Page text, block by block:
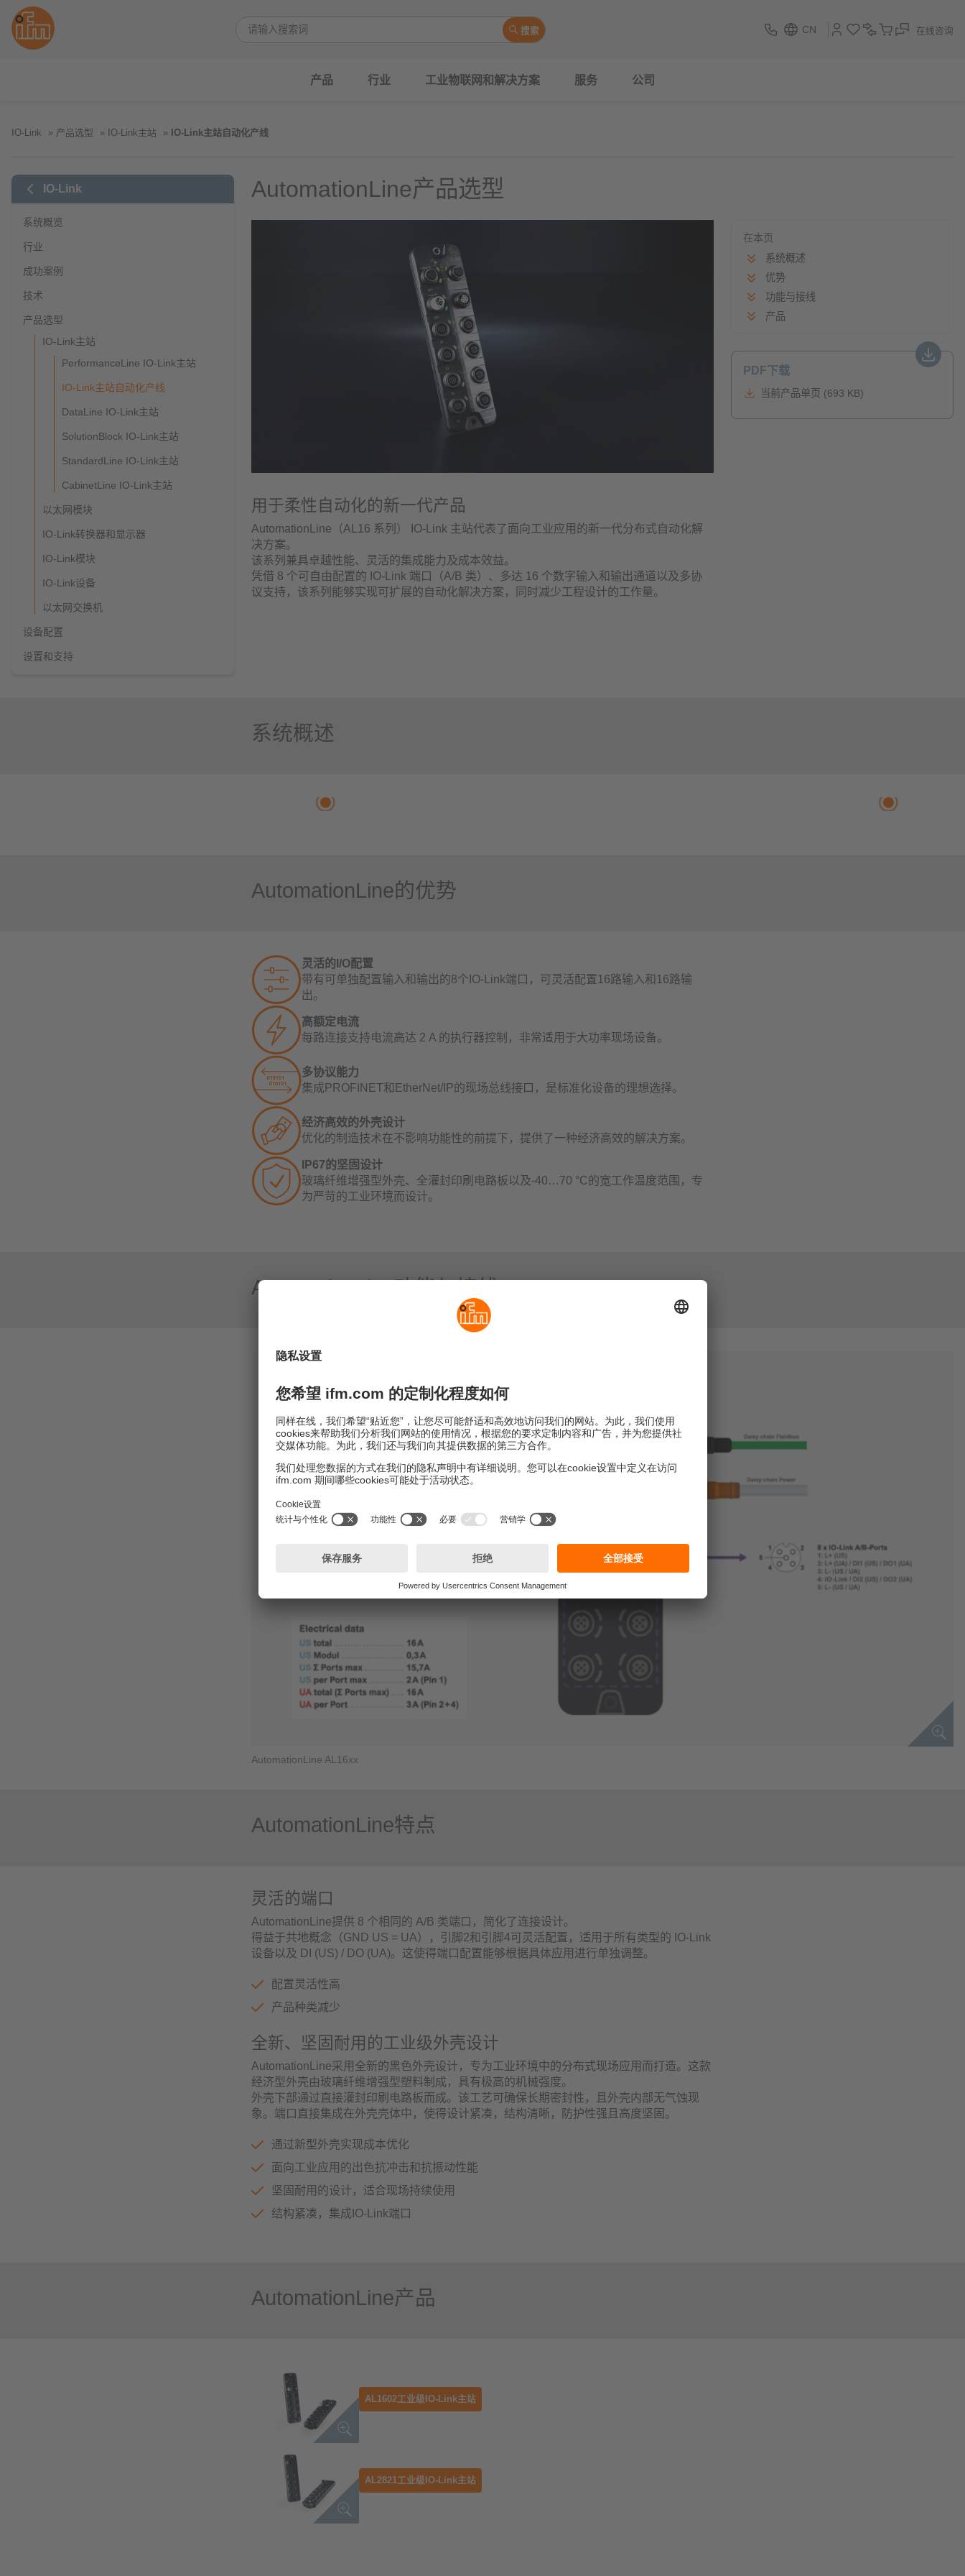
搜索 CN 在线咨询
产品 行业 工业物联网和解决方案 服务 公司
IO-Link 产品选型 IO-Link主站 IO-Link主站自动化产线
IO-Link
系统概览
行业
成功案例
技术
产品选型
IO-Link主站
PerformanceLine IO-Link主站
IO-Link主站自动化产线
DataLine IO-Link主站
SolutionBlock IO-Link主站
StandardLine IO-Link主站
CabinetLine IO-Link主站
以太网模块
IO-Link转换器和显示器
IO-Link模块
IO-Link设备
以太网交换机
设备配置
设置和支持
AutomationLine产品选型
用于柔性自动化的新一代产品
AutomationLine（AL16 系列） IO-Link 主站代表了面向工业应用的新一代分布式自动化解
决方案。
该系列兼具卓越性能、灵活的集成能力及成本效益。
凭借 8 个可自由配置的 IO-Link 端口（A/B 类）、多达 16 个数字输入和输出通道以及多协
议支持，该系列能够实现可扩展的自动化解决方案，同时减少工程设计的工作量。
在本页
系统概述
优势
功能与接线
产品
PDF下载
当前产品单页 (693 KB)
系统概述
AutomationLine的优势
灵活的I/O配置
带有可单独配置输入和输出的8个IO-Link端口，可灵活配置16路输入和16路输
出。
高额定电流
每路连接支持电流高达 2 A 的执行器控制，非常适用于大功率现场设备。
多协议能力
集成PROFINET和EtherNet/IP的现场总线接口，是标准化设备的理想选择。
经济高效的外壳设计
优化的制造技术在不影响功能性的前提下，提供了一种经济高效的解决方案。
IP67的坚固设计
玻璃纤维增强型外壳、全灌封印刷电路板以及-40…70 °C的宽工作温度范围，专
为严苛的工业环境而设计。
AutomationLine功能与接线
AutomationLine AL16xx
AutomationLine特点
灵活的端口
AutomationLine提供 8 个相同的 A/B 类端口，简化了连接设计。
得益于共地概念（GND US = UA），引脚2和引脚4可灵活配置，适用于所有类型的 IO-Link
设备以及 DI (US) / DO (UA)。这使得端口配置能够根据具体应用进行单独调整。
配置灵活性高
产品种类减少
全新、坚固耐用的工业级外壳设计
AutomationLine采用全新的黑色外壳设计，专为工业环境中的分布式现场应用而打造。这款
经济型外壳由玻璃纤维增强型塑料制成，具有极高的机械强度。
外壳下部通过直接灌封印刷电路板而成。该工艺可确保长期密封性，且外壳内部无气蚀现
象。端口直接集成在外壳壳体中，使得设计紧凑，结构清晰，防护性强且高度坚固。
通过新型外壳实现成本优化
面向工业应用的出色抗冲击和抗振动性能
坚固耐用的设计，适合现场持续使用
结构紧凑，集成IO-Link端口
AutomationLine产品
AL1602工业级IO-Link主站
AL2821工业级IO-Link主站